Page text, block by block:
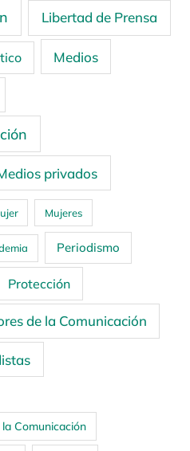
Libertad de Prensa
Medios
privados
Mujeres
Periodismo
Protección
de la Comunicación
Comunicación